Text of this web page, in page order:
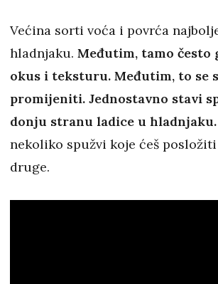
Većina sorti voća i povrća
hladnjaku. Međutim, tamo često
okus i teksturu. Međutim, to se
promijeniti. Jednostavno stavi
donju stranu ladice u hladnjaku.
nekoliko spužvi koje ćeš
druge.